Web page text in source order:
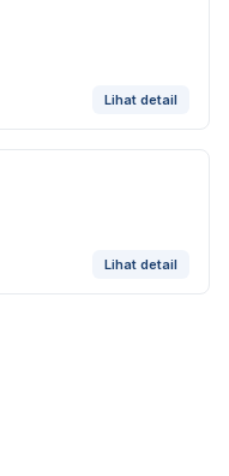
Lihat detail
Lihat detail